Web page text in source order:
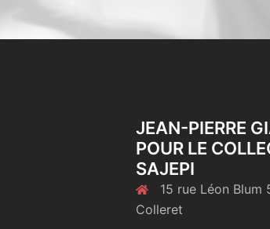
JEAN-PIERRE
POUR LE
SAJEPI
15 rue Léon Blum
Colleret